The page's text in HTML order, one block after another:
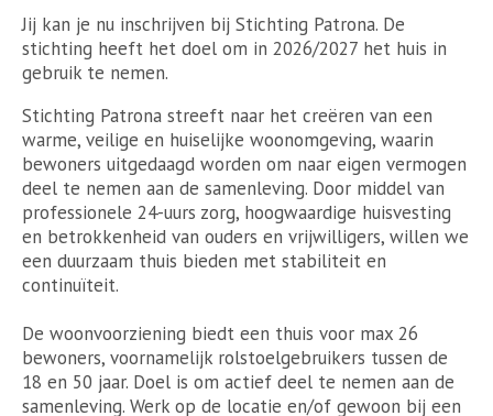
Jij kan je nu inschrijven bij Stichting Patrona. De
stichting heeft het doel om in 2026/2027 het huis in
gebruik te nemen.
Stichting Patrona streeft naar het creëren van een
warme, veilige en huiselijke woonomgeving, waarin
bewoners uitgedaagd worden om naar eigen vermogen
deel te nemen aan de samenleving. Door middel van
professionele 24-uurs zorg, hoogwaardige huisvesting
en betrokkenheid van ouders en vrijwilligers, willen we
een duurzaam thuis bieden met stabiliteit en
continuïteit.
De woonvoorziening biedt een thuis voor max 26
bewoners, voornamelijk rolstoelgebruikers tussen de
18 en 50 jaar. Doel is om actief deel te nemen aan de
samenleving. Werk op de locatie en/of gewoon bij een